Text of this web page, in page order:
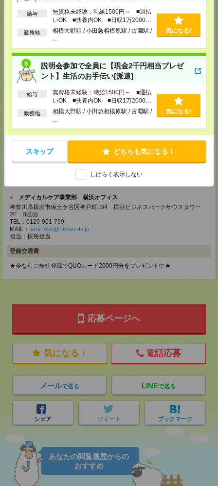
給与
無資格未経験：時給1500円～ ■週払
いOK ■扶養内OK ■日収1万2000円
以上
勤務地
相模大野駅 / 小田急相模原駅 / 古淵駅 /
気になる!
説明会参加で全員に【現金2千円相当プレゼ
ント】生活のお手伝い[派遣]
給与
無資格未経験：時給1500円～ ■週払
いOK ■扶養内OK ■日収1万2000円
以上
勤務地
相模大野駅 / 小田急相模原駅 / 古淵駅 /
気になる!
スキップ どちらも気になる！
しばらく表示しない
メディカルケア事業部 柏オフィス
千葉県柏市末広町5-19 第12関口ビル7F 705号室
TEL：0120-935-218
MAIL：tenshoku@nikken-ts.jp
担当：採用担当
東京都新宿区新宿2-3-10 新宿御苑ビル6階
TEL：0120-457-235
MAIL：tenshoku@nikken-ts.jp
担当：採用担当
メディカルケア事業部 立川事業部
東京都立川市錦町1-12-14
TEL：0120-934-200
tenshoku@nikken-ts.jp
担当：採用担当
メディカルケア事業部 町田オフィス
東京都町田市森野1-7-23 大樹生命町田ビル6F
メディカルケア事業部 横浜オフィス
神奈川県横浜市保土ケ谷区神戸町134 横浜ビジネスパークサウスタワー
2F B区画
TEL：0120-901-799
MAIL： tenshoku@nikken-ts.jp
担当：採用担当
登録交通費
★今ならご来社登録でQUOカード2000円分をプレゼント中★
応募ページへ
気になる！ 電話応募
メールで送る LINEで送る
シェア ツイート ブックマーク
あなたの閲覧履歴からの
おすすめ